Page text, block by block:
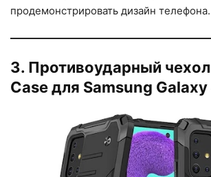
продемонстрировать дизайн телефона.
3. Противоударный
Case для Samsung Galaxy